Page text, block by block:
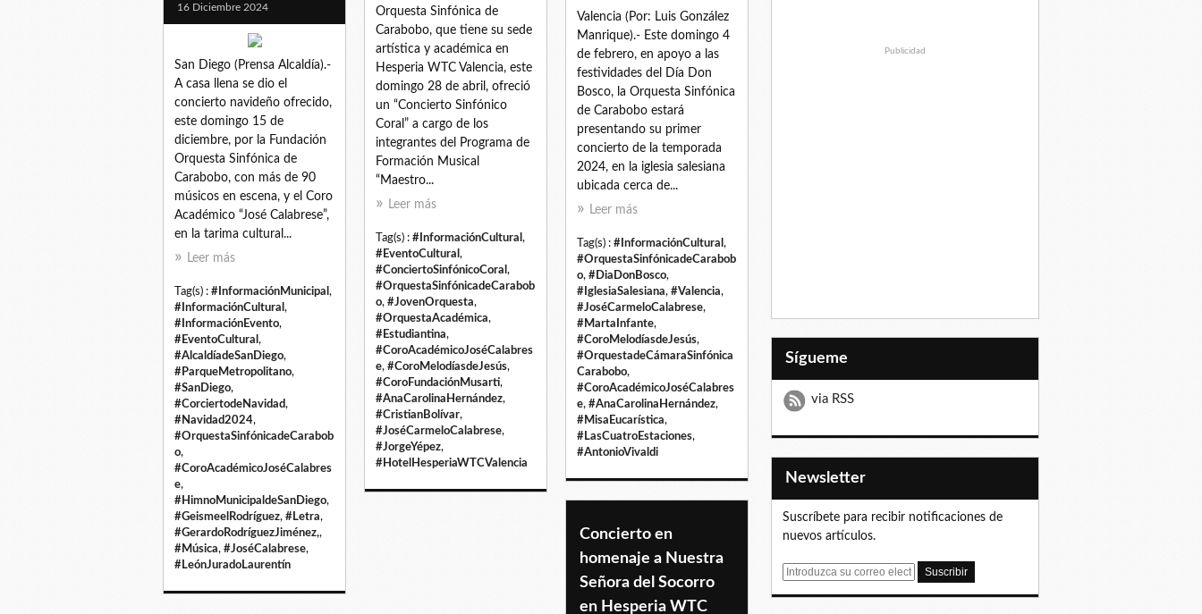
16 Diciembre 2024
San Diego (Prensa Alcaldía).-
A casa llena se dio el
concierto navideño ofrecido,
este domingo 15 de
diciembre, por la Fundación
Orquesta Sinfónica de
Carabobo, con más de 90
músicos en escena, y el Coro
Académico “José Calabrese”,
en la tarima cultural...
Leer más
Tag(s) : #InformaciónMunicipal ,
#InformaciónCultural ,
#InformaciónEvento,
#EventoCultural ,
#AlcaldíadeSanDiego,
#ParqueMetropolitano,
#SanDiego,
#CorciertodeNavidad,
#Navidad2024,
#OrquestaSinfónicadeCarabob
o,
#CoroAcadémicoJoséCalabres
e,
#HimnoMunicipaldeSanDiego,
#GeismeelRodríguez, #Letra,
#GerardoRodríguezJiménez,,
#Música, #JoséCalabrese,
#LeónJuradoLaurentín
Orquesta Sinfónica de
Carabobo, que tiene su sede
artística y académica en
Hesperia WTC Valencia, este
domingo 28 de abril, ofreció
un “Concierto Sinfónico
Coral” a cargo de los
integrantes del Programa de
Formación Musical
“Maestro...
Leer más
Tag(s) : #InformaciónCultural ,
#EventoCultural ,
#ConciertoSinfónicoCoral ,
#OrquestaSinfónicadeCarabob
o, #JovenOrquesta,
#OrquestaAcadémica,
#Estudiantina,
#CoroAcadémicoJoséCalabres
e, #CoroMelodíasdeJesús,
#CoroFundaciónMusarti,
#AnaCarolinaHernández,
#CristianBolívar,
#JoséCarmeloCalabrese,
#JorgeYépez,
#HotelHesperiaWTCValencia
Valencia (Por: Luis González
Manrique).- Este domingo 4
de febrero, en apoyo a las
festividades del Día Don
Bosco, la Orquesta Sinfónica
de Carabobo estará
presentando su primer
concierto de la temporada
2024, en la iglesia salesiana
ubicada cerca de...
Leer más
Tag(s) : #InformaciónCultural ,
#OrquestaSinfónicadeCarabob
o, #DiaDonBosco,
#IglesiaSalesiana, #Valencia,
#JoséCarmeloCalabrese,
#MartaInfante,
#CoroMelodíasdeJesús,
#OrquestadeCámaraSinfónica
Carabobo,
#CoroAcadémicoJoséCalabres
e, #AnaCarolinaHernández,
#MisaEucarística,
#LasCuatroEstaciones,
#AntonioVivaldi
Concierto en
homenaje a Nuestra
Señora del Socorro
en Hesperia WTC
Publicidad
Sígueme
via RSS
Newsletter
Suscríbete para recibir notificaciones de
nuevos artículos.
E